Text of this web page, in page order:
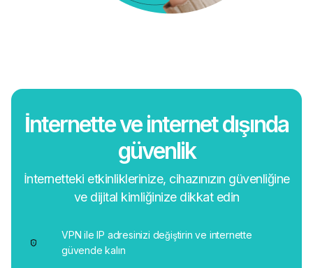
İnternette ve internet dışında
güvenlik
İnternetteki etkinliklerinize, cihazınızın güvenliğine
ve dijital kimliğinize dikkat edin
VPN ile IP adresinizi değiştirin ve internette
güvende kalın